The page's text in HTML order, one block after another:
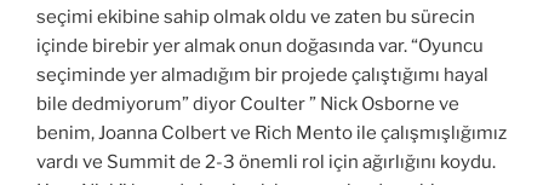
seçimi ekibine sahip olmak oldu ve zaten bu sürecin
içinde birebir yer almak onun doğasında var. “Oyuncu
seçiminde yer almadığım bir projede çalıştığımı hayal
bile dedmiyorum” diyor Coulter ” Nick Osborne ve
benim, Joanna Colbert ve Rich Mento ile çalışmışlığımız
vardı ve Summit de 2-3 önemli rol için ağırlığını koydu.